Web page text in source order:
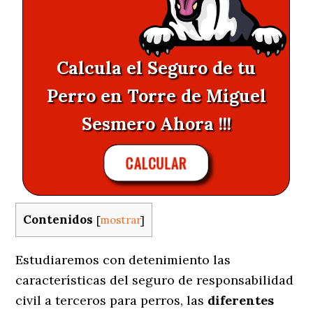
Calcula el Seguro de tu
Perro en Torre de Miguel
Sesmero Ahora !!!
CALCULAR
Contenidos [mostrar]
Estudiaremos con detenimiento las
características del seguro de responsabilidad
civil a terceros para perros, las diferentes